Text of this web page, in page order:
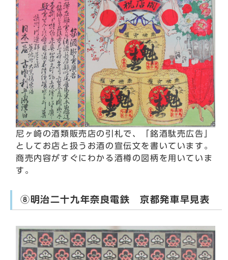
尼ヶ崎の酒類販売店の引札で、「銘酒駄売広告」
としてお店と扱うお酒の宣伝文を書いています。
商売内容がすぐにわかる酒樽の図柄を用いていま
す。
⑧明治二十九年奈良電鉄 京都発車早見表